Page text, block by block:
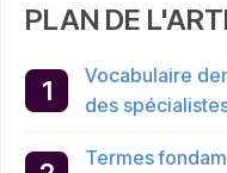
PLAN DE
Vocabulaire
des
Termes